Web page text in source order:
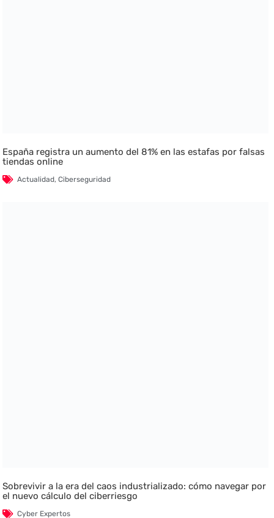
España registra un aumento del 81% en las estafas por falsas
tiendas online
Actualidad,Ciberseguridad
Sobrevivir a la era del caos industrializado: cómo navegar por
el nuevo cálculo del ciberriesgo
Cyber Expertos